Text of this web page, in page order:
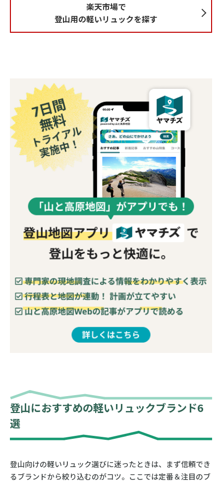
楽天市場で
登山用の軽いリュックを探す
登山におすすめの軽いリュックブランド6
選
登山向けの軽いリュック選びに迷ったときは、まず信頼でき
るブランドから絞り込むのがコツ。ここでは定番＆注目のブ